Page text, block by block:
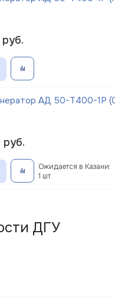
руб.
АД 50-Т400-1Р
руб.
Ожидается в Казани:
1 шт.
ДГУ